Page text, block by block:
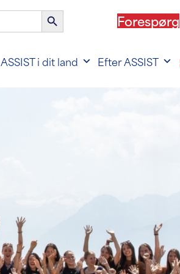
Søgeknap Forespørg
ASSIST i dit land Efter ASSIST